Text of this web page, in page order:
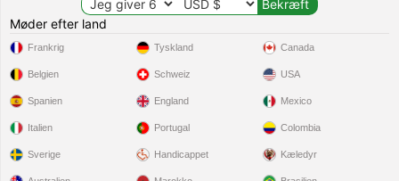
Møder efter land
Frankrig
Belgien
Spanien
Italien
Sverige
Tyskland
Schweiz
England
Portugal
Handicappet
Canada
USA
Mexico
Colombia
Kæledyr